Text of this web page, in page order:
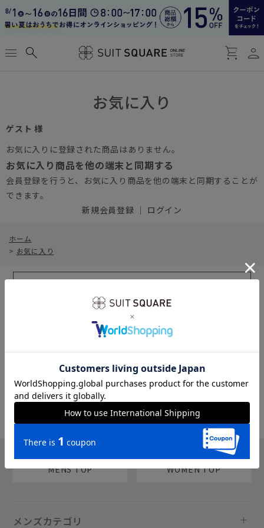
menu search shopping_cart person
お気に入り
ゲスト 様
お気に入りに登録された商品はありません。
お気に入り商品を他の端末と同期する
会員登録を行うと、お気に入り商品を他の端末と同期することが
できます。
新規会員登録 ｜ ログイン
ホーム
> お気に入り
sms
MENS TOP WOMEN TOP
メンズカテゴリ